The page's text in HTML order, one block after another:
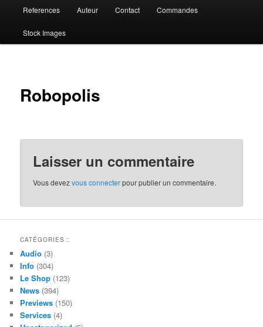
References Auteur Contact Commandes
Stock Images
Robopolis
Laisser un commentaire
Vous devezvous connecterpour publier un commentaire.
CATÉGORIES :
Audio (3)
Info (304)
Le Shop (123)
News (394)
Previews (150)
Services (4)